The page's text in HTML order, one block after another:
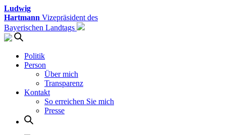
Ludwig
Hartmann Vizepräsident des
Bayerischen Landtags
Politik
Person
Über mich
Transparenz
Kontakt
So erreichen Sie mich
Presse